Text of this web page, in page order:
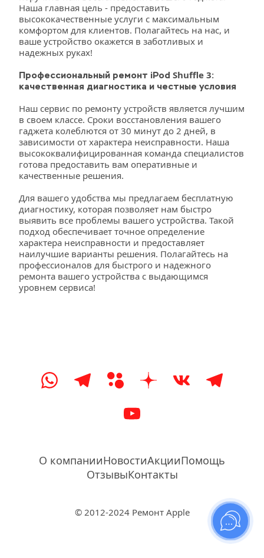
Наша главная цель - предоставить
высококачественные услуги с максимальным
комфортом для клиентов. Полагайтесь на нас, и
ваше устройство окажется в заботливых и
надежных руках!
Профессиональный ремонт iPod Shuffle 3:
качественная диагностика и честные условия
Наш сервис по ремонту устройств является лучшим
в своем классе. Сроки восстановления вашего
гаджета колеблются от 30 минут до 2 дней, в
зависимости от характера неисправности. Наша
высококвалифицированная команда специалистов
готова предоставить вам оперативные и
качественные решения.
Для вашего удобства мы предлагаем бесплатную
диагностику, которая позволяет нам быстро
выявить все проблемы вашего устройства. Такой
подход обеспечивает точное определение
характера неисправности и предоставляет
наилучшие варианты решения. Полагайтесь на
профессионалов для быстрого и надежного
ремонта вашего устройства с выдающимся
уровнем сервиса!
О компанииНовостиАкцииПомощь
ОтзывыКонтакты
© 2012-2024 Ремонт Apple